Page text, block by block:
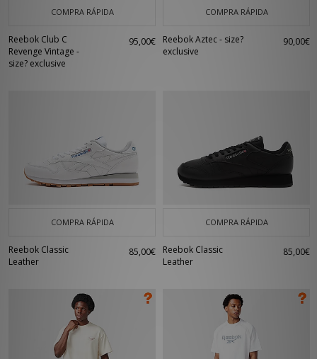
COMPRA RÁPIDA
Reebok Club C
Revenge Vintage -
size? exclusive
95,00€
COMPRA RÁPIDA
Reebok Aztec - size?
exclusive
90,00€
COMPRA RÁPIDA
Reebok Classic
Leather
85,00€
COMPRA RÁPIDA
Reebok Classic
Leather
85,00€